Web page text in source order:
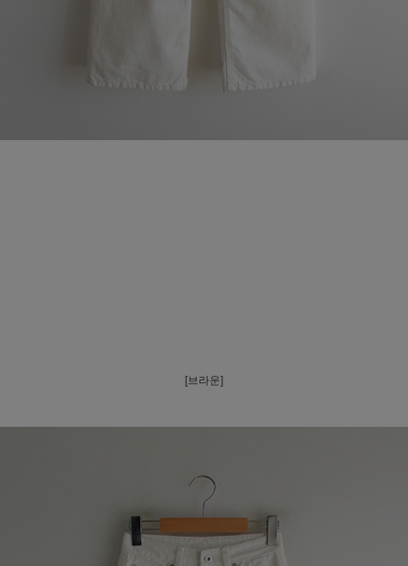
[브라운]